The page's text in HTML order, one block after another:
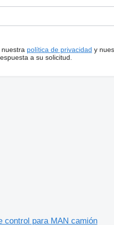
política de privacidad y
a su solicitud.
control para MAN camión